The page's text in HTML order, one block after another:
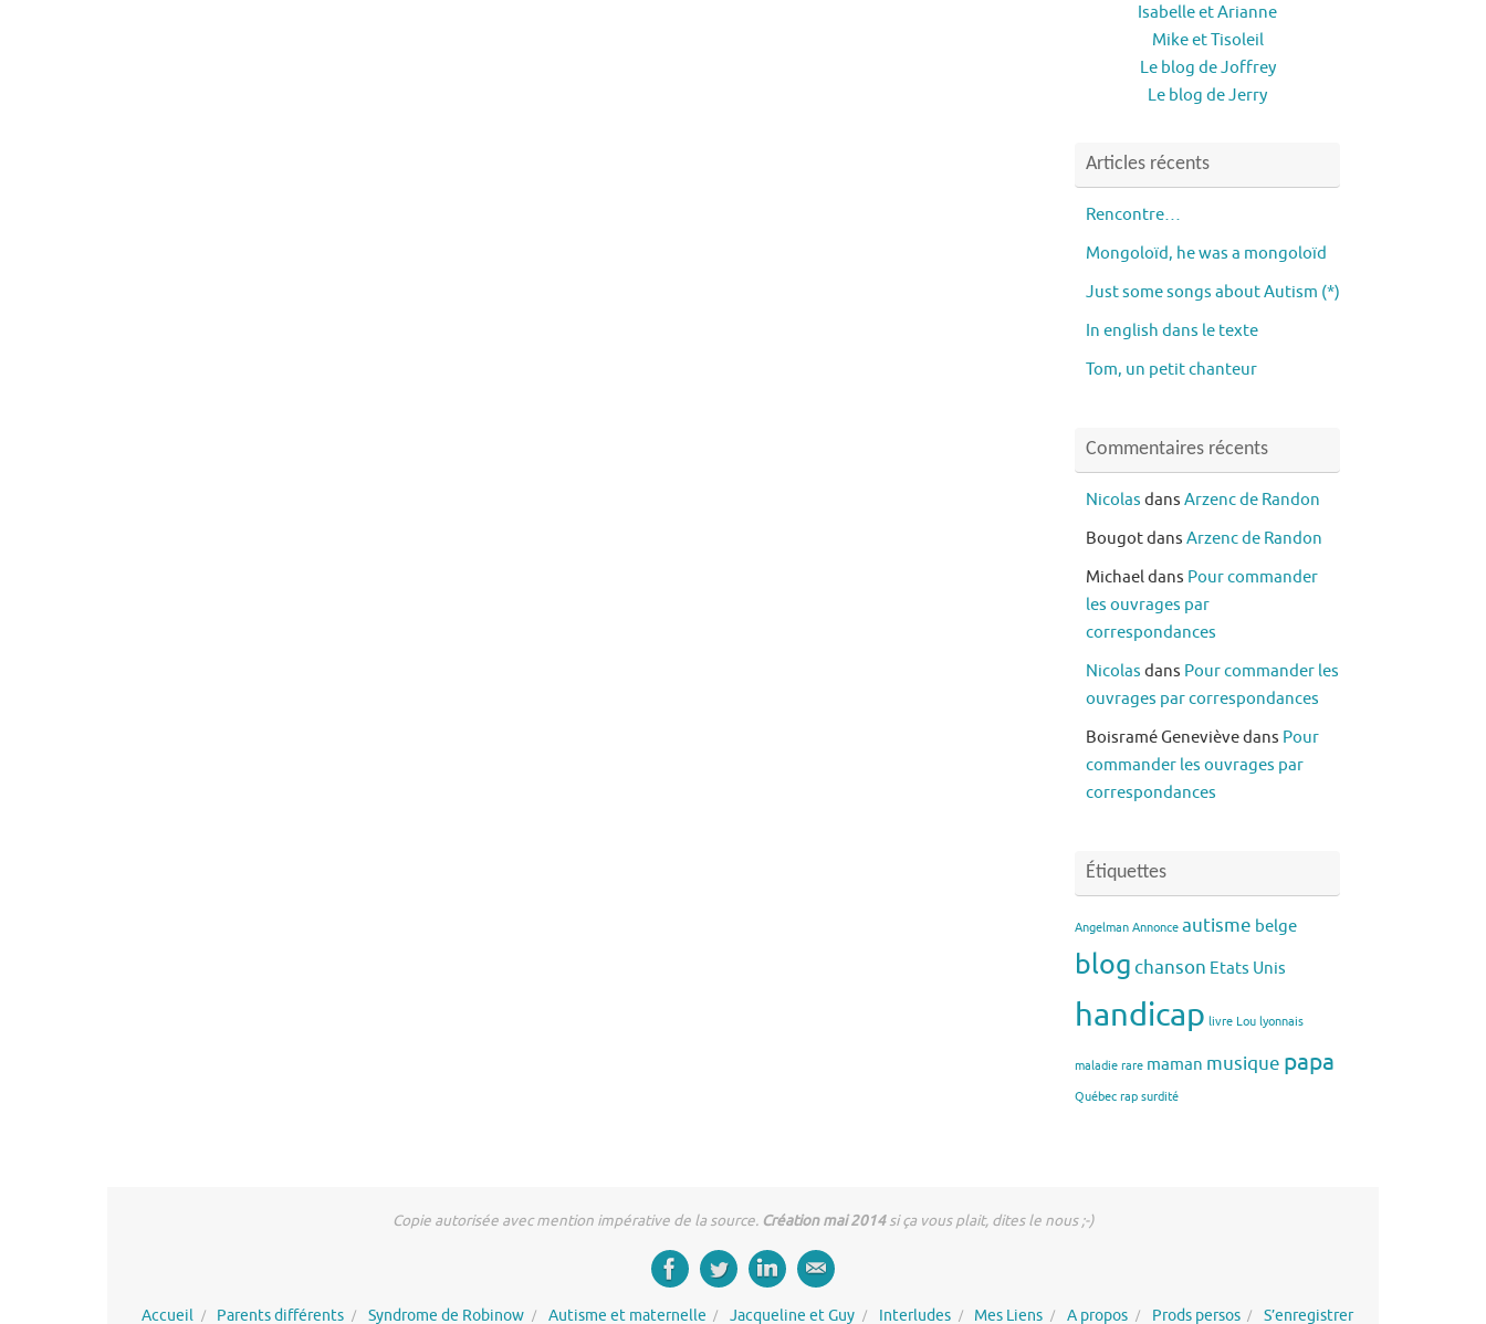
Isabelle et Arianne
Mike et Tisoleil
Le blog de Joffrey
Le blog de Jerry
Articles récents
Rencontre…
Mongoloïd, he was a mongoloïd
Just some songs about Autism (*)
In english dans le texte
Tom, un petit chanteur
Commentaires récents
Nicolas dans Arzenc de Randon
Bougotdans Arzenc de Randon
Michaeldans Pour commander
les ouvrages par
correspondances
Nicolas dans Pour commander les
ouvrages par correspondances
Boisramé Genevièvedans Pour
commander les ouvrages par
correspondances
Étiquettes
Angelman Annonce autisme belge
blogchanson Etats Unis
handicap livre Lou lyonnais
maladie rare maman musique papa
Québec rap surdité
Copie autorisée avec mention impérative de la source. Création mai 2014si ça vous plait, dites le nous ;-)
Accueil Parents différents Syndrome de Robinow Autisme et maternelle Jacqueline et Guy Interludes Mes Liens A propos Prods persos S’enregistrer